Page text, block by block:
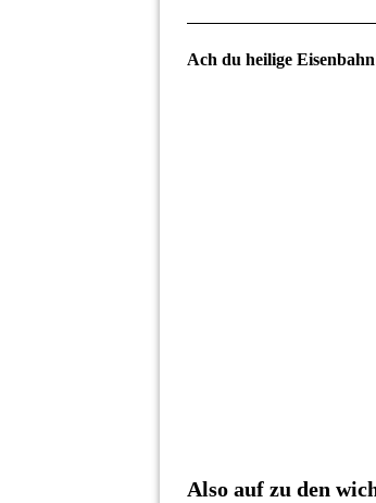
Ach du heilige
Also auf zu den